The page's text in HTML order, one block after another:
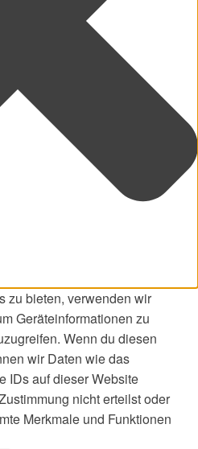
zu bieten, verwenden wir
Geräteinformationen zu
Wenn du diesen
wir Daten wie das
IDs auf dieser Website
nicht erteilst oder
Merkmale und Funktionen